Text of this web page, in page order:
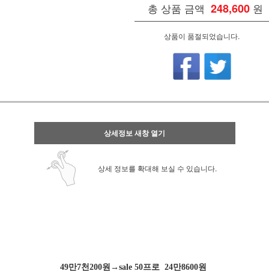
총 상품 금액 248,600 원
상품이 품절되었습니다.
상세정보 새창 열기
상세 정보를 확대해 보실 수 있습니다.
49만7천200원→sale 50프로 24만8600원